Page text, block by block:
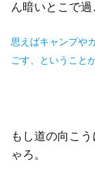
ん暗いとこで過
思えばキャンプや
ごす、ということ
もし道の向こ
ゃろ。